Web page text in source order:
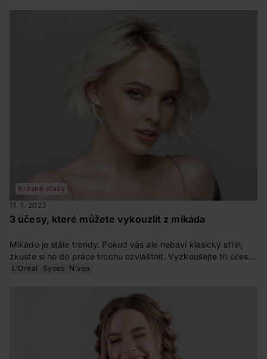
Krásné vlasy
11. 1. 2023
3 účesy, které můžete vykouzlit z mikáda
Mikádo je stále trendy. Pokud vás ale nebaví klasický střih,
zkuste si ho do práce trochu ozvláštnit. Vyzkoušejte tři účesy
pomocí kulmy či žehličky, které můžete vykouzlit z mikáda a
L‘Oréal Syoss Nivea